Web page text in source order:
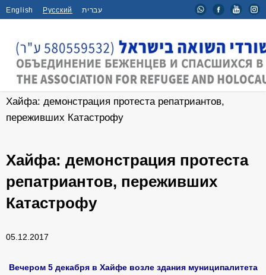
English Русский עברית
Главная / Новости /
Хайфа: демонстрация протеста репатриантов,
переживших Катастрофу
Хайфа: демонстрация протеста
репатриантов, переживших
Катастрофу
05.12.2017
Вечером 5 декабря в Хайфе возле здания муниципалитета